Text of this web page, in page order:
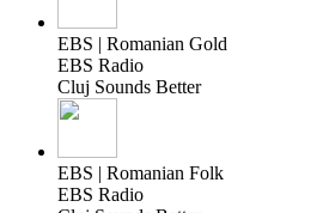
EBS | Romanian Gold
EBS Radio
Cluj Sounds Better
EBS | Romanian Folk
EBS Radio